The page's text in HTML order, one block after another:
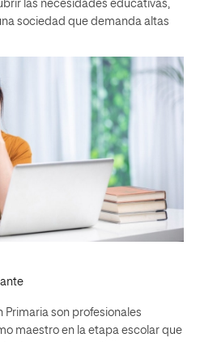
las necesidades educativas,
sociedad que demanda altas
Primaria son profesionales
maestro en la etapa escolar que